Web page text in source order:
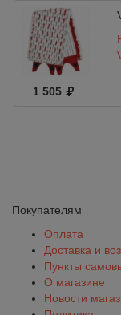
1 505
Покупателям
Оплата
Доставка и
Пункты
О магазине
Новости